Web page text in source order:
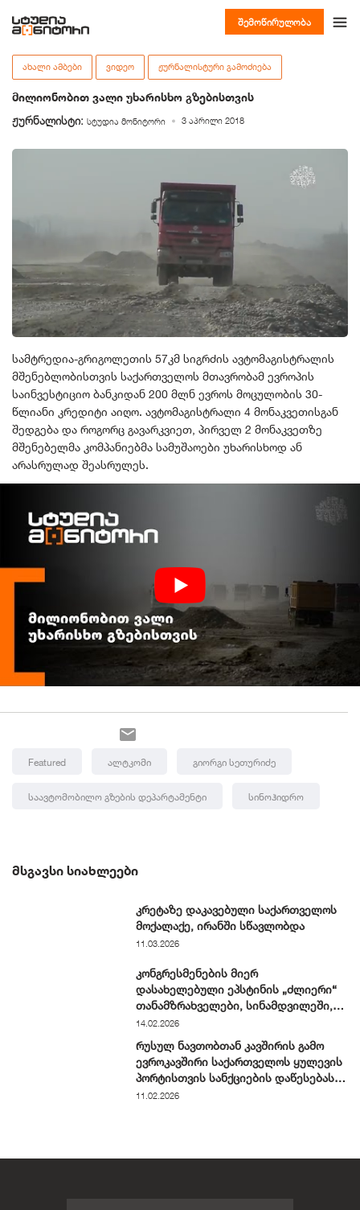
შემოწირულობა
ᲐᲮᲐᲚᲘ ᲐᲛᲑᲔᲑᲘ ᲕᲘᲓᲔᲝ ᲟᲣᲠᲜᲐᲚᲘᲡᲢᲣᲠᲘ ᲒᲐᲛᲝᲫᲘᲔᲑᲐ
მილიონობით ვალი უხარისხო გზებისთვის
ჟურნალისტი: სტუდია მონიტორი 3 აპრილი 2018
სამტრედია-გრიგოლეთის 57კმ სიგრძის ავტომაგისტრალის
მშენებლობისთვის საქართველოს მთავრობამ ევროპის
საინვესტიციო ბანკიდან 200 მლნ ევროს მოცულობის 30-
წლიანი კრედიტი აიღო. ავტომაგისტრალი 4 მონაკვეთისგან
შედგება და როგორც გავარკვიეთ, პირველ 2 მონაკვეთზე
მშენებელმა კომპანიებმა სამუშაოები უხარისხოდ ან
არასრულად შეასრულეს.
Featured Ალტკომი Გიორგი Სეთურიძე
Საავტომობილო Გზების Დეპარტამენტი Სინოჰიდრო
ᲛᲡᲒᲐᲕᲡᲘ ᲡᲘᲐᲮᲚᲔᲔᲑᲘ
კრეტაზე დაკავებული საქართველოს
მოქალაქე, ირანში სწავლობდა
11.03.2026
კონგრესმენების მიერ
დასახელებული ეპსტინის „ძლიერი“
თანამზრახველები, სინამდვილეში,
ჩვეულებრივი ნიუ-იორკელები არიან
14.02.2026
რუსულ ნავთობთან კავშირის გამო
ევროკავშირი საქართველოს ყულევის
პორტისთვის სანქციების დაწესებას
განიხილავს
11.02.2026